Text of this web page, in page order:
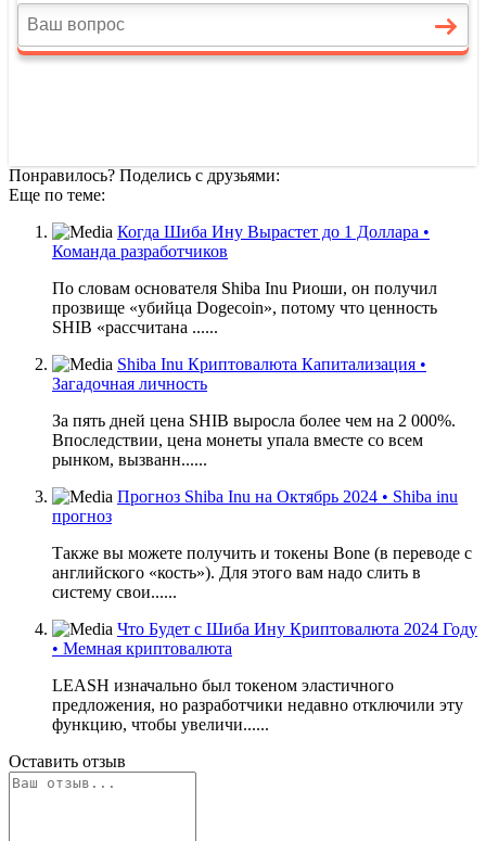
Понравилось? Поделись с друзьями:
Еще по теме:
Когда Шиба Ину Вырастет до 1 Доллара •
Команда разработчиков
По словам основателя Shiba Inu Риоши, он получил
прозвище «убийца Dogecoin», потому что ценность
SHIB «рассчитана ......
Shiba Inu Криптовалюта Капитализация •
Загадочная личность
За пять дней цена SHIB выросла более чем на 2 000%.
Впоследствии, цена монеты упала вместе со всем
рынком, вызванн......
Прогноз Shiba Inu на Октябрь 2024 • Shiba inu
прогноз
Также вы можете получить и токены Bone (в переводе с
английского «кость»). Для этого вам надо слить в
систему свои......
Что Будет с Шиба Ину Криптовалюта 2024 Году
• Мемная криптовалюта
LEASH изначально был токеном эластичного
предложения, но разработчики недавно отключили эту
функцию, чтобы увеличи......
Оставить отзыв